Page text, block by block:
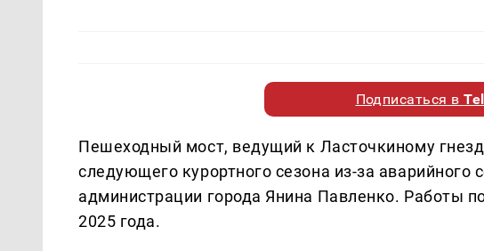
Подписаться в
Пешеходный мост, ведущий к Ласточкиному
следующего курортного сезона из-за аварийного
администрации города Янина Павленко. Работы
2025 года.